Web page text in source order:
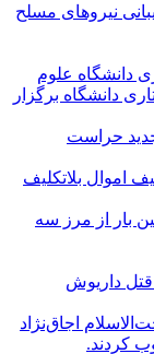
نیرو‌های مسلح
دانشگاه علوم
دانشگاه برگزار
حراست
اموال بلاتکلیف
بار از مرز سه
داریوش
اجاق‌نژاد
کردند.